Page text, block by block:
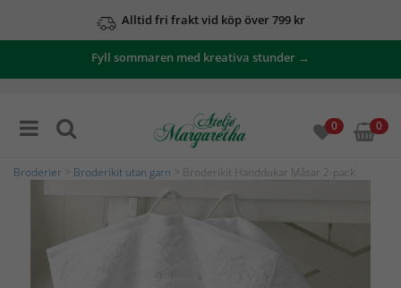
Alltid fri frakt vid köp över 799 kr
Fyll sommaren med kreativa stunder →
0 0
Broderier Broderikit utan garn > Broderikit Handdukar Måsar 2-pack